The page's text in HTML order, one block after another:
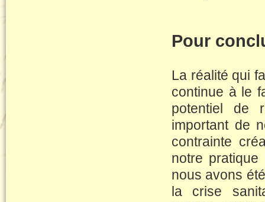
Pour
La réalité qui
continue à le
potentiel de
important de
contrainte
notre
nous avons
la crise